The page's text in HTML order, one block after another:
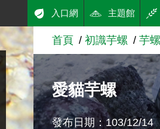
入口網 主題館
首頁 初識芋螺 芋
愛貓芋螺
發布日期：103/12/14